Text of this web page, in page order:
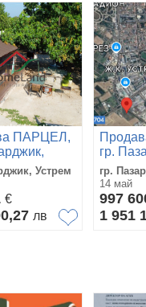
ПАРЦЕЛ,
Устрем
€
лв
гр.
Устрем
гр.
14 май
997
1 951